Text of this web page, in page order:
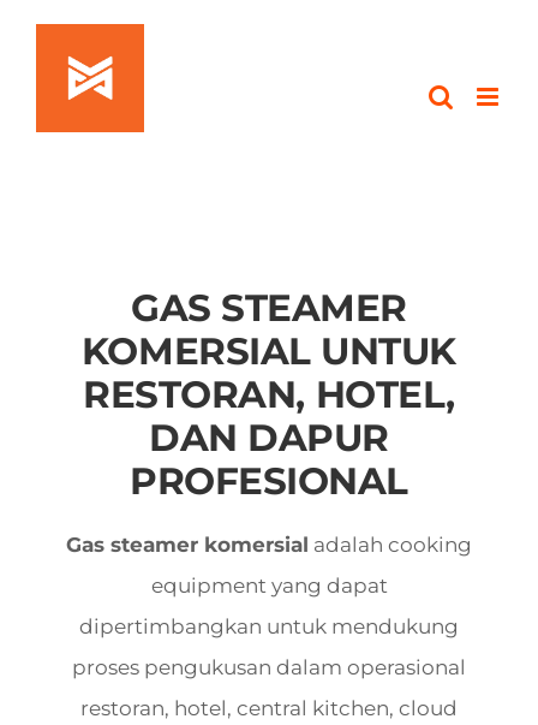
Skip
content
GAS STEAMER
KOMERSIAL UNTUK
RESTORAN, HOTEL,
DAN DAPUR
PROFESIONAL
Gas steamer komersial adalah cooking
equipment yang dapat
dipertimbangkan untuk mendukung
proses pengukusan dalam operasional
restoran, hotel, central kitchen, cloud